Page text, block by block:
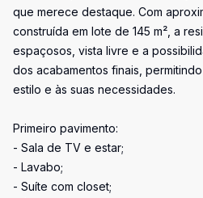
que merece destaque. Com
construída em lote de 145 m², a
espaçosos, vista livre e a
dos acabamentos finais,
estilo e às suas necessidades.
Primeiro pavimento:
- Sala de TV e estar;
- Lavabo;
- Suíte com closet;